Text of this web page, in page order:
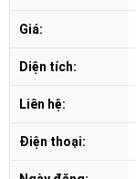
Giá:
Diện tích:
Liên hệ:
Điện thoại: